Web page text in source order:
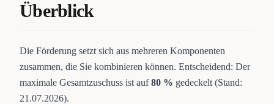
Überblick
Die Förderung setzt sich aus mehreren Komponenten
zusammen, die Sie kombinieren können. Entscheidend: Der
maximale Gesamtzuschuss ist auf80 % gedeckelt (Stand:
21.07.2026).